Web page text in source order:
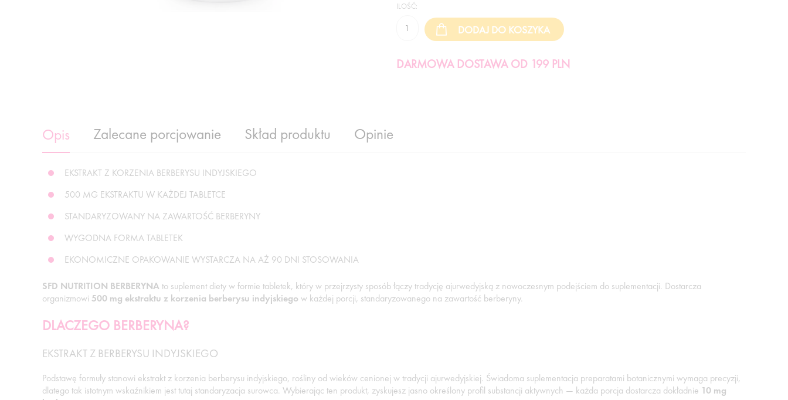
ILOŚĆ:
DARMOWA DOSTAWA OD 199 PLN
Opis Zalecane porcjowanie Skład produktu Opinie
EKSTRAKT Z KORZENIA BERBERYSU INDYJSKIEGO
500 MG EKSTRAKTU W KAŻDEJ TABLETCE
STANDARYZOWANY NA ZAWARTOŚĆ BERBERYNY
WYGODNA FORMA TABLETEK
EKONOMICZNE OPAKOWANIE WYSTARCZA NA AŻ 90 DNI STOSOWANIA
SFD NUTRITION BERBERYNAto suplement diety w formie tabletek, który w przejrzysty sposób łączy tradycję ajurwedyjską z nowoczesnym podejściem do suplementacji. Dostarcza
organizmowi 500 mg ekstraktu z korzenia berberysu indyjskiego w każdej porcji, standaryzowanego na zawartość berberyny.
DLACZEGO BERBERYNA?
EKSTRAKT Z BERBERYSU INDYJSKIEGO
Podstawę formuły stanowi ekstrakt z korzenia berberysu indyjskiego, rośliny od wieków cenionej w tradycji ajurwedyjskiej. Świadoma suplementacja preparatami botanicznymi wymaga precyzji,
dlatego tak istotnym wskaźnikiem jest tutaj standaryzacja surowca. Wybierając ten produkt, zyskujesz jasno określony profil substancji aktywnych — każda porcja dostarcza dokładnie 10 mg